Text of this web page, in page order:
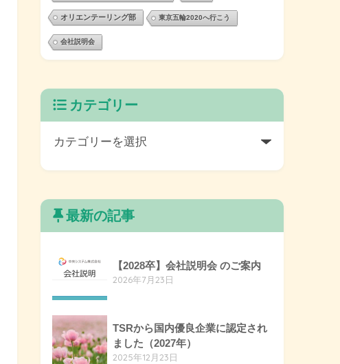
オリエンテーリング部 東京五輪2020へ行こう
会社説明会
カテゴリー
最新の記事
【2028卒】会社説明会 のご案内
2026年7月23日
TSRから国内優良企業に認定され
ました（2027年）
2025年12月23日